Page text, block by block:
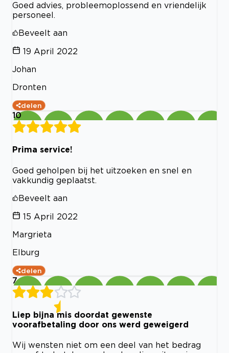
Goed advies, probleemoplossend en vriendelijk
personeel.
Beveelt aan
19 April 2022
Johan
Dronten
delen
10
Prima service!
Goed geholpen bij het uitzoeken en snel en
vakkundig geplaatst.
Beveelt aan
15 April 2022
Margrieta
Elburg
delen
7
Liep bijna mis doordat gewenste
voorafbetaling door ons werd geweigerd
Wij wensten niet om een deel van het bedrag